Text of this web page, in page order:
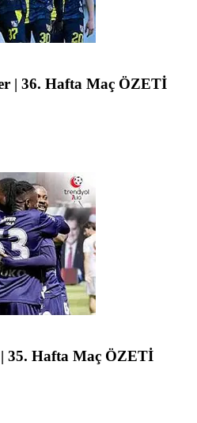
| 36. Hafta Maç ÖZETİ
35. Hafta Maç ÖZETİ